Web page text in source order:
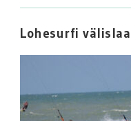
Lohesurfi